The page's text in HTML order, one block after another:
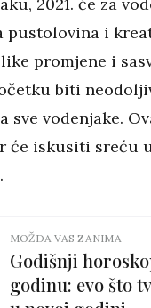
2021. će za
pustolovina i
promjene i
biti
sve vodenjake.
će iskusiti sreću
MOŽDA VAS ZANIMA
Godišnji
godinu: evo što